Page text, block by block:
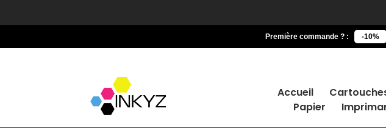
Première commande ? : -10%
Accueil
Papier